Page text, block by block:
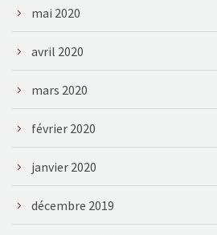
mai 2020
avril 2020
mars 2020
février 2020
janvier 2020
décembre 2019